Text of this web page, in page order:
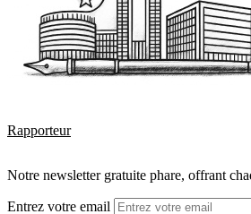
Rapporteur
Notre newsletter gratuite phare, offrant
Entrez votre email